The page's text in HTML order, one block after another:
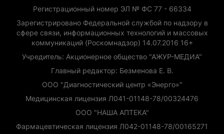
Регистрационный номер ЭЛ № ФС 77 - 66334
Зарегистрировано Федеральной службой по надзору в
сфере связи, информационных технологий и массовых
коммуникаций (Роскомнадзор) 14.07.2016 16+
Учредитель: Акционерное общество "АЖУР-МЕДИА"
Главный редактор: Безменова Е. В.
ООО "Диагностический центр «Энерго»"
Медицинская лицензия Л041-01148-78/00324476
ООО "НАША АПТЕКА"
Фармацевтическая лицензия Л042-01148-78/00165271